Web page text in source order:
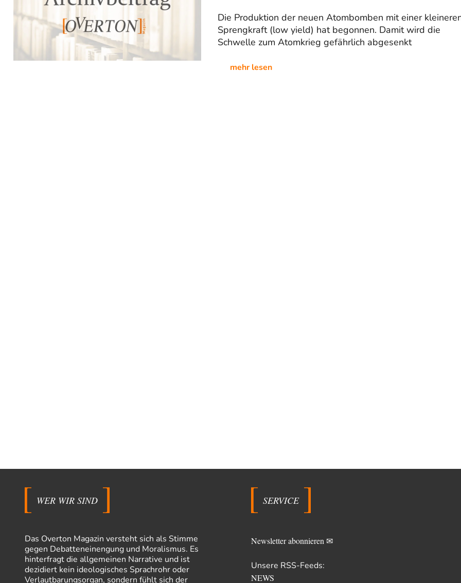
Die Produktion der neuen Atombomben mit einer
Sprengkraft (low yield) hat begonnen. Damit wird die
Schwelle zum Atomkrieg gefährlich abgesenkt
mehr lesen
WER WIR SIND
Das Overton Magazin versteht sich als Stimme
gegen Debatteneinengung und Moralismus. Es
hinterfragt die allgemeinen Narrative und ist
dezidiert kein ideologisches Sprachrohr oder
Verlautbarungsorgan, sondern fühlt sich der
SERVICE
Newsletter abonnieren ✉
Unsere RSS-Feeds:
NEWS